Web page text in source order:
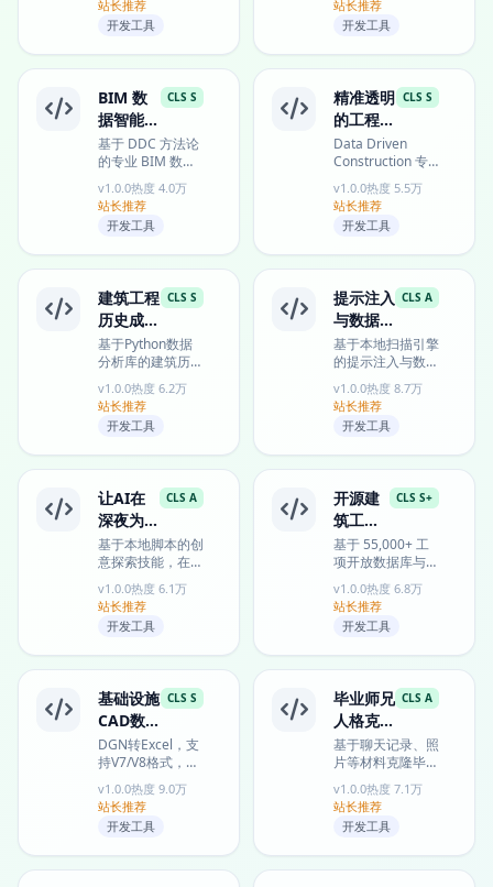
决Agent"失忆"问
题...
站长推荐
开发工具
辨分析与韧性行
动...
站长推荐
开发工具
BIM 数
据智能提
取与转换
专家
CLS S
基于 DDC 方法论
的专业 BIM 数据
提取工具，支持
IFC/DWG 格式解
析与工程量计算，
实现...
v1.0.0热度 4.0万
站长推荐
开发工具
精准透明
的工程造
价估算专
家
CLS S
Data Driven
Construction 专
业工具，分离资源
消耗与价格因素，
提供透明精准、可
动态...
v1.0.0热度 5.5万
站长推荐
开发工具
建筑工程
历史成本
智能分析
CLS S
基于Python数据
分析库的建筑历史
成本分析工具，支
持基准测试、趋势
追踪与估算校准，
帮...
v1.0.0热度 6.2万
站长推荐
开发工具
提示注入
与数据泄
露防护盾
CLS A
基于本地扫描引擎
的提示注入与数据
泄露防护工具，为
AI记忆写入提
供"扫描-隔离-清
理"安...
v1.0.0热度 8.7万
站长推荐
开发工具
让AI在
深夜为你
捕捉灵感
CLS A
基于本地脚本的创
意探索技能，在安
静时段触发AI进行
自由联想思考，将
灵感记录为可回
顾...
v1.0.0热度 6.1万
站长推荐
开发工具
开源建
筑工程
造价智
能估算
工具
CLS S+
基于 55,000+ 工
项开放数据库与
CSI 标准，智能匹
配 BIM 元素并自
动化生成精准工程
造...
v1.0.0热度 6.8万
站长推荐
开发工具
基础设施
CAD数据
智能转换
CLS S
DGN转Excel，支
持V7/V8格式，提
取基础设施CAD
数据至结构化表
格，助力工程数据
分析与资...
v1.0.0热度 9.0万
站长推荐
开发工具
毕业师兄
人格克隆
与赛博返
场
CLS A
基于聊天记录、照
片等材料克隆毕业
师兄人格的本地AI
工具，完全离线运
行，为科研团队
打...
v1.0.0热度 7.1万
站长推荐
开发工具